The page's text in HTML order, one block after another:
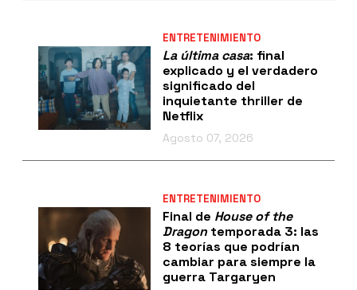
ENTRETENIMIENTO
La última casa: final
explicado y el verdadero
significado del
inquietante thriller de
Netflix
Agosto 07, 2026
ENTRETENIMIENTO
Final de House of the
Dragontemporada 3: las
8 teorías que podrían
cambiar para siempre la
guerra Targaryen